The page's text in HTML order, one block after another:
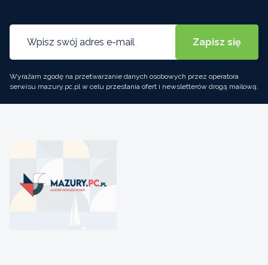
Wyrażam zgodę na przetwarzanie danych osobowych przez operatora
serwisu mazury.pc.pl w celu przesłania ofert i newsletterów drogą mailową.